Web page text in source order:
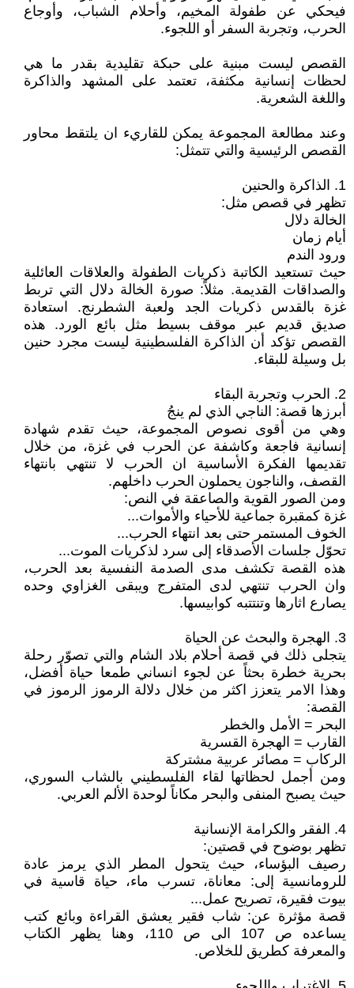
فيحكي عن طفولة المخيم، وأحلام الشباب، وأوجاع
الحرب، وتجربة السفر أو اللجوء.
القصص ليست مبنية على حبكة تقليدية بقدر ما هي
لحظات إنسانية مكثفة، تعتمد على المشهد والذاكرة
واللغة الشعرية.
وعند مطالعة المجموعة يمكن للقاريء ان يلتقط محاور
القصص الرئيسية والتي تتمثل:
1. الذاكرة والحنين
تظهر في قصص مثل:
الخالة دلال
أيام زمان
ورود الندم
حيث تستعيد الكاتبة ذكريات الطفولة والعلاقات العائلية
والصداقات القديمة. مثلاً: صورة الخالة دلال التي تربط
غزة بالقدس ذكريات الجد ولعبة الشطرنج. استعادة
صديق قديم عبر موقف بسيط مثل بائع الورد. هذه
القصص تؤكد أن الذاكرة الفلسطينية ليست مجرد حنين
بل وسيلة للبقاء.
2. الحرب وتجربة البقاء
أبرزها قصة: الناجي الذي لم ينجُ
وهي من أقوى نصوص المجموعة، حيث تقدم شهادة
إنسانية فاجعة وكاشفة عن الحرب في غزة، من خلال
تقديمها الفكرة الأساسية ان الحرب لا تنتهي بانتهاء
القصف، والناجون يحملون الحرب داخلهم.
ومن الصور القوية والصاعقة في النص:
غزة كمقبرة جماعية للأحياء والأموات...
الخوف المستمر حتى بعد انتهاء الحرب...
تحوّل جلسات الأصدقاء إلى سرد لذكريات الموت...
هذه القصة تكشف مدى الصدمة النفسية بعد الحرب،
وان الحرب تنتهي لدى المتفرج ويبقى الغزاوي وحده
يصارع اثارها وتنتتبه كوابيسها.
3. الهجرة والبحث عن الحياة
يتجلى ذلك في قصة أحلام بلاد الشام والتي تصوّر رحلة
بحرية خطرة بحثاً عن لجوء انساني طمعا حياة أفضل،
وهذا الامر يتعزز اكثر من خلال دلالة الرموز الرموز في
القصة:
البحر = الأمل والخطر
القارب = الهجرة القسرية
الركاب = مصائر عربية مشتركة
ومن أجمل لحظاتها لقاء الفلسطيني بالشاب السوري،
حيث يصبح المنفى والبحر مكاناً لوحدة الألم العربي.
4. الفقر والكرامة الإنسانية
تظهر بوضوح في قصتين:
رصيف البؤساء، حيث يتحول المطر الذي يرمز عادة
للرومانسية إلى: معاناة، تسرب ماء، حياة قاسية في
بيوت فقيرة، تصريح عمل...
قصة مؤثرة عن: شاب فقير يعشق القراءة وبائع كتب
يساعده ص 107 الى ص 110، وهنا يظهر الكتاب
والمعرفة كطريق للخلاص.